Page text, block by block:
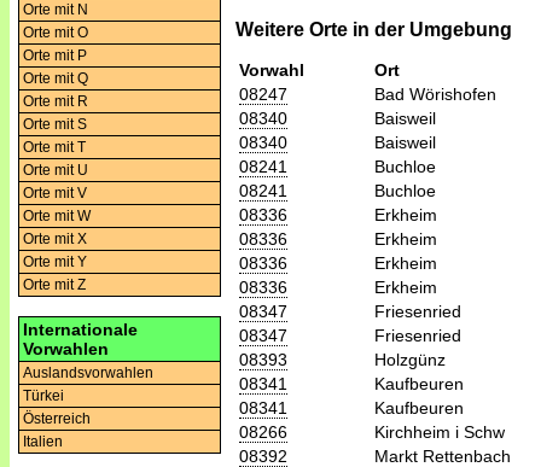
Orte mit N
Orte mit O
Orte mit P
Orte mit Q
Orte mit R
Orte mit S
Orte mit T
Orte mit U
Orte mit V
Orte mit W
Orte mit X
Orte mit Y
Orte mit Z
Internationale
Vorwahlen
Auslandsvorwahlen
Türkei
Österreich
Italien
Weitere Orte in der Umgebung
Vorwahl
Ort
08247
Bad Wörishofen
08340
Baisweil
08340
Baisweil
08241
Buchloe
08241
Buchloe
08336
Erkheim
08336
Erkheim
08336
Erkheim
08336
Erkheim
08347
Friesenried
08347
Friesenried
08393
Holzgünz
08341
Kaufbeuren
08341
Kaufbeuren
08266
Kirchheim i Schw
08392
Markt Rettenbach